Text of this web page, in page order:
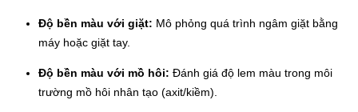
Độ bền màu với giặt: Mô phỏng quá trình ngâm giặt bằng
máy hoặc giặt tay.
Độ bền màu với mồ hôi: Đánh giá độ lem màu trong môi
trường mồ hôi nhân tạo (axit/kiềm).